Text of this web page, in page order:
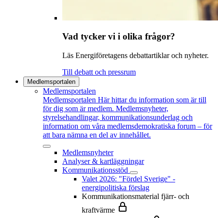
Vad tycker vi i olika frågor?
Läs Energiföretagens debattartiklar och nyheter.
Till debatt och pressrum
Medlemsportalen
Medlemsportalen
Medlemsportalen Här hittar du information som är till
för dig som är medlem. Medlemsnyheter,
styrelsehandlingar, kommunikationsunderlag och
information om våra medlemsdemokratiska forum – för
att bara nämna en del av innehållet.
Medlemsnyheter
Analyser & kartläggningar
Kommunikationsstöd
Valet 2026: "Fördel Sverige" -
energipolitiska förslag
Kommunikationsmaterial fjärr- och
kraftvärme